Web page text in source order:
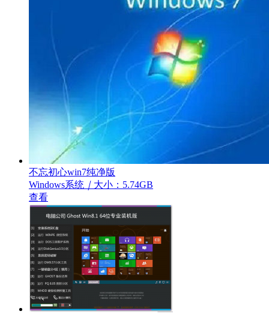
不忘初心win7纯净版
Windows系统 ｜ 大小：5.74GB
查看